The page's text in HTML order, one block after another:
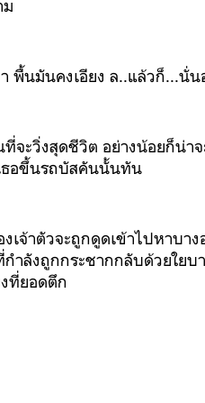
ม
นมันคงเอียง ล..แล้วก็...นั่น
จะวิ่งสุดชีวิต อย่างน้อยก็น่าจ
ธอขึ้นรถบัสคันนั้นทัน
จ้าตัวจะถูกดูดเข้าไปหาบาง
ำลังถูกกระชากกลับด้วยใยบ
ที่ยอดตึก